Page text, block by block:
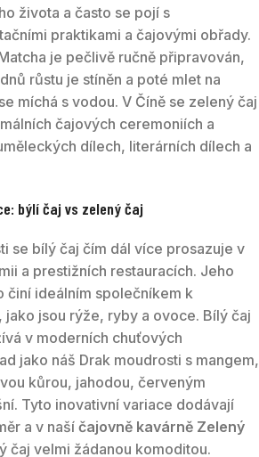
života a často se pojí s
praktikami a čajovými obřady.
je pečlivě ručně připravován,
růstu je stíněn a poté mlet na
míchá s vodou. V Číně se zelený čaj
čajových ceremoniích a
dílech, literárních dílech a
býlí čaj vs zelený čaj
se bílý čaj čím dál více prosazuje v
a prestižních restauracích. Jeho
činí ideálním společníkem k
jsou rýže, ryby a ovoce. Bílý čaj
v moderních chuťových
jako náš Drak moudrosti s mangem,
kůrou, jahodou, červeným
Tyto inovativní variace dodávají
a v naší čajovně kavárně Zelený
čaj velmi žádanou komoditou.